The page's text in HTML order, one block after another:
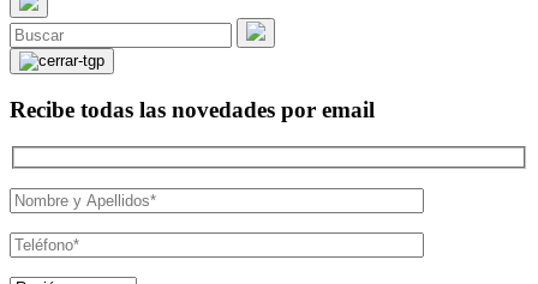
Recibe todas las novedades por email